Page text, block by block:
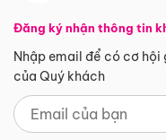
Đăng ký nhận thông tin
Nhập email để có cơ
của Quý khách